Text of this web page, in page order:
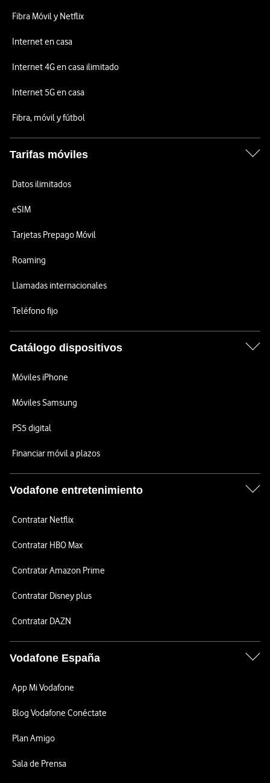
Fibra Móvil y Netflix
Internet en casa
Internet 4G en casa ilimitado
Internet 5G en casa
Fibra, móvil y fútbol
Tarifas móviles
Datos ilimitados
eSIM
Tarjetas Prepago Móvil
Roaming
Llamadas internacionales
Teléfono fijo
Catálogo dispositivos
Móviles iPhone
Móviles Samsung
PS5 digital
Financiar móvil a plazos
Vodafone entretenimiento
Contratar Netflix
Contratar HBO Max
Contratar Amazon Prime
Contratar Disney plus
Contratar DAZN
Vodafone España
App Mi Vodafone
Blog Vodafone Conéctate
Plan Amigo
Sala de Prensa